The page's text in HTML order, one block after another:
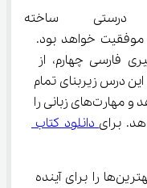
ساخته
موفقیت خواهد بود.
فارسی چهارم، از
که این درس زیربنای تمام
دروس تحصیلی بعدی را شکل می‌دهد و مهارت‌های زبانی را
دانلود کتاب
به عنوان والدینی که دوست دارید بهترین‌ها را برای آینده